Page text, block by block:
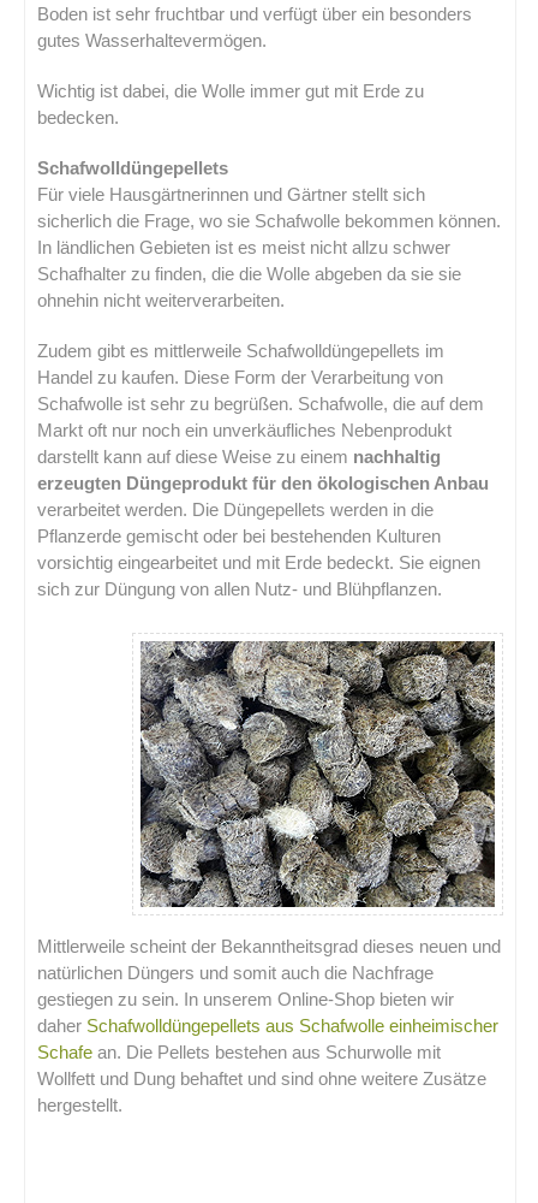
Boden ist sehr fruchtbar und verfügt über ein besonders
gutes Wasserhaltevermögen.
Wichtig ist dabei, die Wolle immer gut mit Erde zu
bedecken.
Schafwolldüngepellets
Für viele Hausgärtnerinnen und Gärtner stellt sich
sicherlich die Frage, wo sie Schafwolle bekommen können.
In ländlichen Gebieten ist es meist nicht allzu schwer
Schafhalter zu finden, die die Wolle abgeben da sie sie
ohnehin nicht weiterverarbeiten.
Zudem gibt es mittlerweile Schafwolldüngepellets im
Handel zu kaufen. Diese Form der Verarbeitung von
Schafwolle ist sehr zu begrüßen. Schafwolle, die auf dem
Markt oft nur noch ein unverkäufliches Nebenprodukt
darstellt kann auf diese Weise zu einem nachhaltig
erzeugten Düngeprodukt für den ökologischen Anbau
verarbeitet werden. Die Düngepellets werden in die
Pflanzerde gemischt oder bei bestehenden Kulturen
vorsichtig eingearbeitet und mit Erde bedeckt. Sie eignen
sich zur Düngung von allen Nutz- und Blühpflanzen.
Mittlerweile scheint der Bekanntheitsgrad dieses neuen und
natürlichen Düngers und somit auch die Nachfrage
gestiegen zu sein. In unserem Online-Shop bieten wir
daher Schafwolldüngepellets aus Schafwolle einheimischer
Schafe an. Die Pellets bestehen aus Schurwolle mit
Wollfett und Dung behaftet und sind ohne weitere Zusätze
hergestellt.